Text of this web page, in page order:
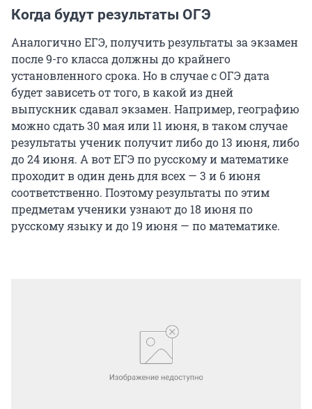
Когда будут результаты ОГЭ
Аналогично ЕГЭ, получить результаты за экзамен
после 9-го класса должны до крайнего
установленного срока. Но в случае с ОГЭ дата
будет зависеть от того, в какой из дней
выпускник сдавал экзамен. Например, географию
можно сдать 30 мая или 11 июня, в таком случае
результаты ученик получит либо до 13 июня, либо
до 24 июня. А вот ЕГЭ по русскому и математике
проходит в один день для всех — 3 и 6 июня
соответственно. Поэтому результаты по этим
предметам ученики узнают до 18 июня по
русскому языку и до 19 июня — по математике.